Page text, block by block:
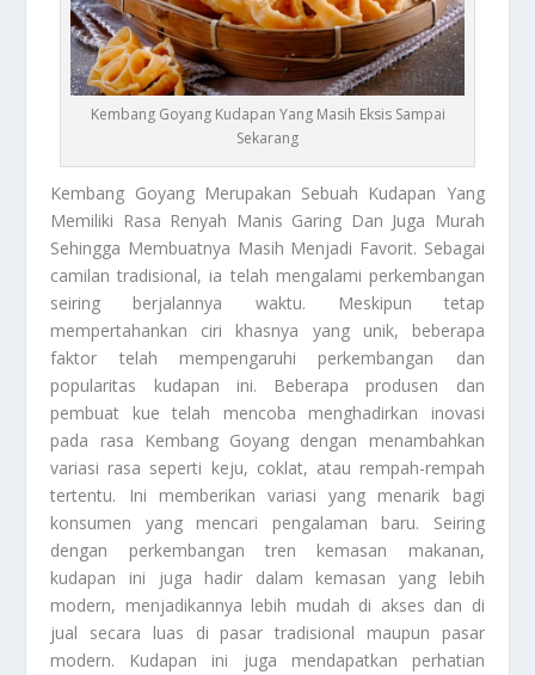
Kembang Goyang Kudapan Yang Masih Eksis Sampai
Sekarang
Kembang GoyangMerupakan Sebuah Kudapan Yang
Memiliki Rasa Renyah Manis Garing Dan Juga Murah
Sehingga Membuatnya Masih Menjadi Favorit. Sebagai
camilan tradisional, ia telah mengalami perkembangan
seiring berjalannya waktu. Meskipun tetap
mempertahankan ciri khasnya yang unik, beberapa
faktor telah mempengaruhi perkembangan dan
popularitas kudapan ini. Beberapa produsen dan
pembuat kue telah mencoba menghadirkan inovasi
pada rasa
Kembang Goyang dengan menambahkan
variasi rasa seperti keju, coklat, atau rempah-rempah
tertentu. Ini memberikan variasi yang menarik bagi
konsumen yang mencari pengalaman baru. Seiring
dengan perkembangan tren kemasan makanan,
kudapan ini juga hadir dalam kemasan yang lebih
modern, menjadikannya lebih mudah di akses dan di
jual secara luas di pasar tradisional maupun pasar
modern. Kudapan ini juga mendapatkan perhatian